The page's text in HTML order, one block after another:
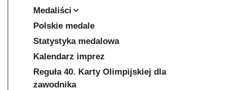
Medaliści
Polskie medale
Statystyka medalowa
Kalendarz imprez
Reguła 40. Karty Olimpijskiej dla
zawodnika